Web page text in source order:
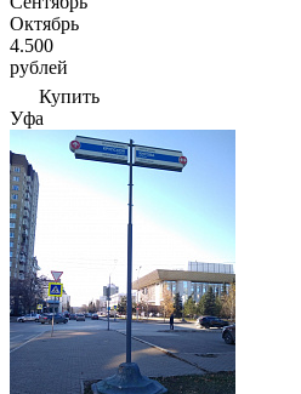
Октябрь
4.500
рублей
Купить
Уфа